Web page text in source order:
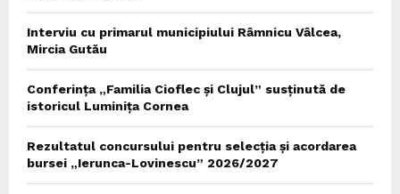
Interviu cu primarul municipiului Râmnicu Vâlcea,
Mircia Gutău
Conferința „Familia Cioflec și Clujul” susținută de
istoricul Luminița Cornea
Rezultatul concursului pentru selecția și acordarea
bursei „Ierunca-Lovinescu” 2026/2027